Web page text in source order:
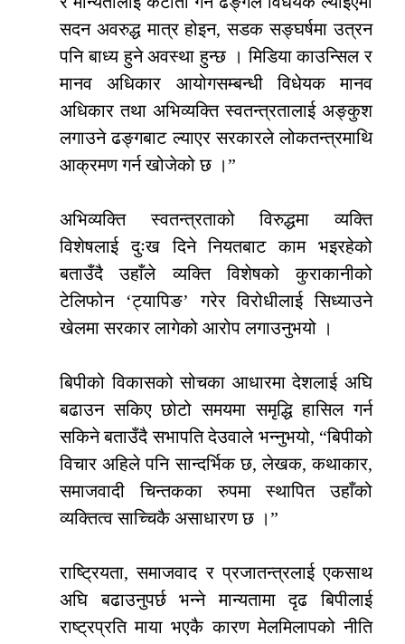
सदन अवरुद्ध मात्र होइन, सडक सङ्घर्षमा उत्रन
पनि बाध्य हुने अवस्था हुन्छ । मिडिया काउन्सिल र
मानव अधिकार आयोगसम्बन्धी विधेयक मानव
अधिकार तथा अभिव्यक्ति स्वतन्त्रतालाई अङ्कुश
लगाउने ढङ्गबाट ल्याएर सरकारले लोकतन्त्रमाथि
आक्रमण गर्न खोजेको छ ।”
अभिव्यक्ति स्वतन्त्रताको विरुद्धमा व्यक्ति
विशेषलाई दुःख दिने नियतबाट काम भइरहेको
बताउँदै उहाँले व्यक्ति विशेषको कुराकानीको
टेलिफोन ‘ट्यापिङ’ गरेर विरोधीलाई सिध्याउने
खेलमा सरकार लागेको आरोप लगाउनुभयो ।
बिपीको विकासको सोचका आधारमा देशलाई अघि
बढाउन सकिए छोटो समयमा समृद्धि हासिल गर्न
सकिने बताउँदै सभापति देउवाले भन्नुभयो, “बिपीको
विचार अहिले पनि सान्दर्भिक छ, लेखक, कथाकार,
समाजवादी चिन्तकका रुपमा स्थापित उहाँको
व्यक्तित्व साच्चिकै असाधारण छ ।”
राष्ट्रियता, समाजवाद र प्रजातन्त्रलाई एकसाथ
अघि बढाउनुपर्छ भन्ने मान्यतामा दृढ बिपीलाई
राष्ट्रप्रति माया भएकै कारण मेलमिलापको नीति